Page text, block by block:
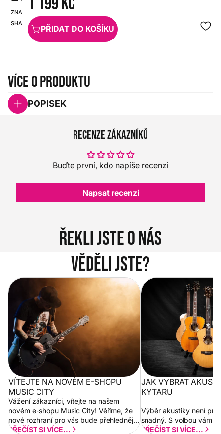
ZNAČKA:
SHADOW
HX0000000004681
PŘIDAT DO KOŠÍKU
Více o produktu
POPISEK
Recenze zákazníků
Buďte první, kdo napíše recenzi
Napsat recenzi
Řekli jste o nás
Věděli jste?
Vítejte na novém e-shopu Music
City
VÍTEJTE NA NOVÉM E-SHOPU
MUSIC CITY
Vážení zákazníci, vítejte na našem
novém e-shopu Music City! Věříme, že
nové rozhraní pro vás bude přehlednější
a rychlejší. Postupně budeme přidávat
PŘEČÍST SI VÍCE...
Jak vybrat
JAK VYBRAT
KYTARU
Výběr akustiky není pro
snadný. S volbou vám
PŘEČÍST SI VÍCE...